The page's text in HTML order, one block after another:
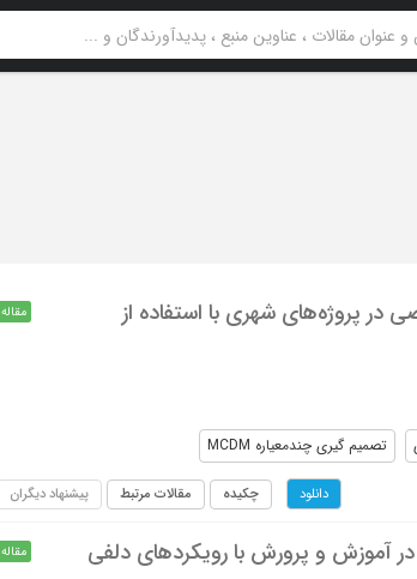
پروژه‌های شهری با استفاده از
مقاله
تصمیم گیری چندمعیاره MCDM
دانلود چکیده مقالات مرتبط پیشنهاد دیگران
آموزش و پرورش با رویکردهای دلفی
مقاله